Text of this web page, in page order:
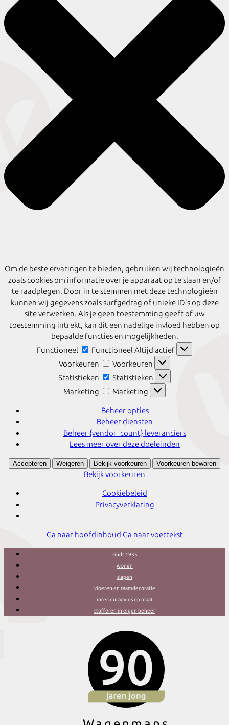
Om de beste ervaringen te bieden, gebruiken wij technologieën
zoals cookies om informatie over je apparaat op te slaan en/of
te raadplegen. Door in te stemmen met deze technologieën
kunnen wij gegevens zoals surfgedrag of unieke ID's op deze
site verwerken. Als je geen toestemming geeft of uw
toestemming intrekt, kan dit een nadelige invloed hebben op
bepaalde functies en mogelijkheden.
Functioneel
Functioneel Altijd actief
Voorkeuren
Voorkeuren
Statistieken
Statistieken
Marketing
Marketing
Beheer opties
Beheer diensten
Beheer {vendor_count} leveranciers
Lees meer over deze doeleinden
Accepteren Weigeren Bekijk voorkeuren Voorkeuren bewaren
Bekijk voorkeuren
Cookiebeleid
Privacyverklaring
Ga naar hoofdinhoud Ga naar voettekst
sinds 1935
wonen
slapen
vloeren en raamdecoratie
interieuradvies op maat
stofferen in eigen beheer